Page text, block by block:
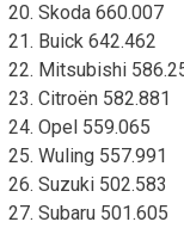
20. Skoda 660.007
21. Buick 642.462
22. Mitsubishi
23. Citroën 582.881
24. Opel 559.065
25. Wuling 557.991
26. Suzuki 502.583
27. Subaru 501.605